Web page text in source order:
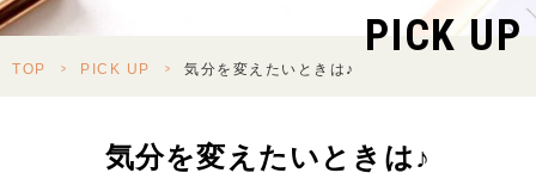
PICK UP
TOP > PICK UP > 気分を変えたいときは♪
気分を変えたいときは♪